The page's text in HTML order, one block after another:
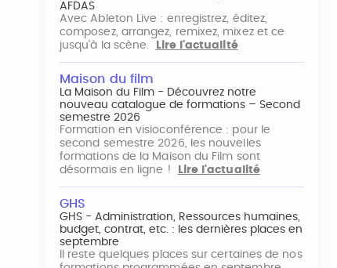
AFDAS
Avec Ableton Live : enregistrez, éditez,
composez, arrangez, remixez, mixez et ce
jusqu'à la scène.
Lire l'actualité
Maison du film
La Maison du Film - Découvrez notre
nouveau catalogue de formations – Second
semestre 2026
Formation en visioconférence : pour le
second semestre 2026, les nouvelles
formations de la Maison du Film sont
désormais en ligne !
Lire l'actualité
GHS
GHS - Administration, Ressources humaines,
budget, contrat, etc. : les dernières places en
septembre
Il reste quelques places sur certaines de nos